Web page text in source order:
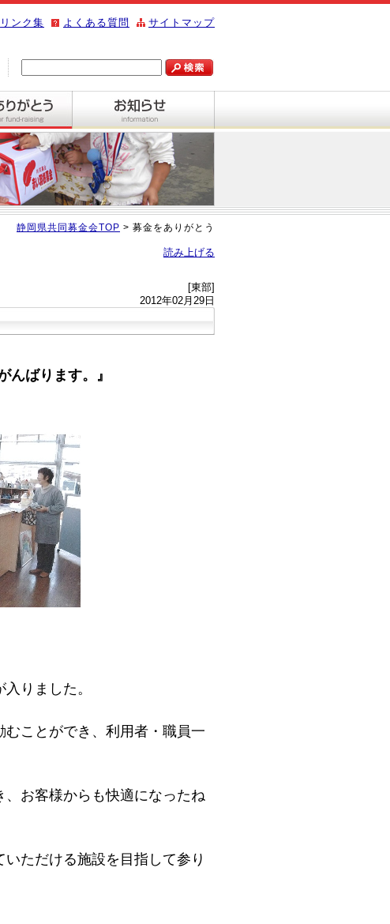
サイトマップ
よくある質問
リンク集
静岡県共同募金会TOP > 募金をありがとう
読み上げる
[東部]
2012年02月29日
んばります。』
りました。
ことができ、利用者・職員一
お客様からも快適になったね
ただける施設を目指して参り